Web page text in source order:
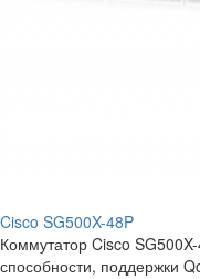
Cisco SG500X-48P
Коммутатор Cisco
способности, поддержки